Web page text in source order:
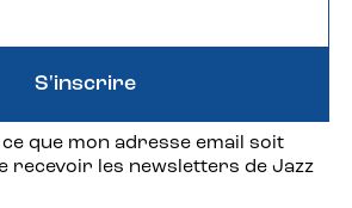
que mon adresse email soit
recevoir les newsletters de Jazz
S'inscrire